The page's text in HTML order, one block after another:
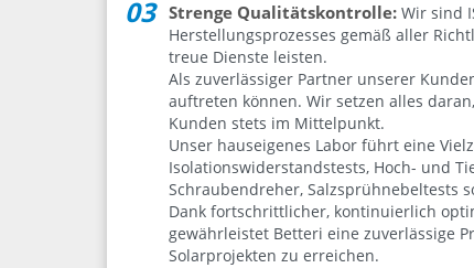
Strenge Qualitätskontrolle: Wir sind
Herstellungsprozesses gemäß aller
treue Dienste leisten.
Als zuverlässiger Partner unserer
auftreten können. Wir setzen alles
Kunden stets im Mittelpunkt.
Unser hauseigenes Labor führt eine
Isolationswiderstandstests, Hoch- und
Schraubendreher, Salzsprühnebeltests
Dank fortschrittlicher, kontinuierlich
gewährleistet Betteri eine zuverlässige
Solarprojekten zu erreichen.